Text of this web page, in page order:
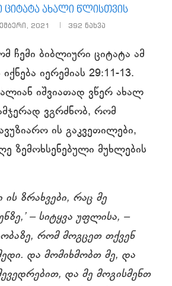
ციტატა ახალი წლისთვის
2021 392 ნახვა
ჩემი ბიბლიური ციტატა ამ
იერემიას 29:11-13.
იშვიათად ვწერ ახალ
ვგრძნობ, რომ
ის გაკვეთილები,
ზემოხსენებული მუხლების
ის ზრახვები, რაც მე
– სიტყვა უფლისა, –
რომ მოგცეთ თქვენ
და მომიხმობთ მე, და
და მე მოგისმენთ